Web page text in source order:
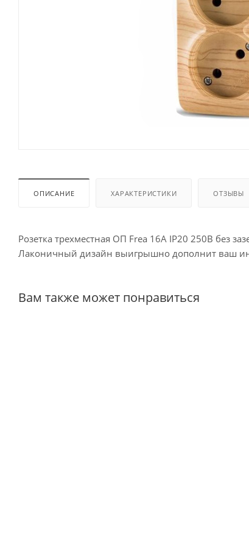
ОПИСАНИЕ ХАРАКТЕРИСТИКИ ОТЗЫВЫ
Розетка трехместная ОП Frea 16А IP20 250В без
Лаконичный дизайн выигрышно дополнит ваш
Вам также может понравиться